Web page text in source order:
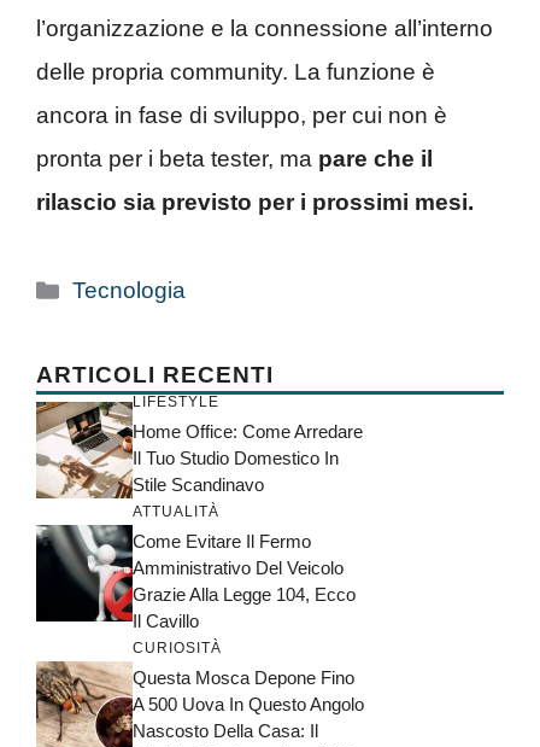
l’organizzazione e la connessione all’interno
delle propria community. La funzione è
ancora in fase di sviluppo, per cui non è
pronta per i beta tester, ma pare che il
rilascio sia previsto per i prossimi mesi.
Categorie
Tecnologia
ARTICOLI RECENTI
LIFESTYLE
Home Office: Come Arredare
Il Tuo Studio Domestico In
Stile Scandinavo
ATTUALITÀ
Come Evitare Il Fermo
Amministrativo Del Veicolo
Grazie Alla Legge 104, Ecco
Il Cavillo
CURIOSITÀ
Questa Mosca Depone Fino
A 500 Uova In Questo Angolo
Nascosto Della Casa: Il